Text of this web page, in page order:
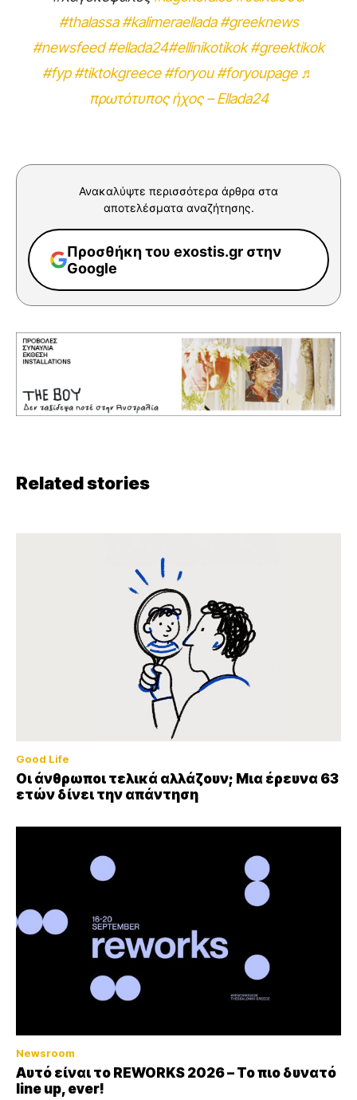
#thalassa #kalimeraellada #greeknews
#newsfeed #ellada24#ellinikotikok #greektikok
#fyp #tiktokgreece #foryou #foryoupagе ♬
πρωτότυπος ήχος – Ellada24
Ανακαλύψτε περισσότερα άρθρα στα
αποτελέσματα αναζήτησης.
Προσθήκη του exostis.gr στην
Google
Related stories
Good Life
Οι άνθρωποι τελικά αλλάζουν; Μια έρευνα 63
ετών δίνει την απάντηση
Newsroom
Αυτό είναι το REWORKS 2026 – Το πιο δυνατό
line up, ever!